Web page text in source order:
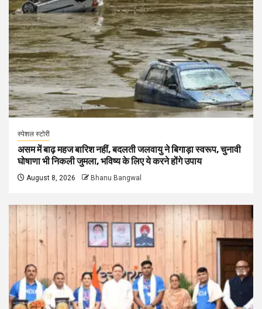
स्पेशल स्टोरी
असम में बाढ़ महज बारिश नहीं, बदलती जलवायु ने बिगाड़ा स्वरूप, चुनावी
घोषाणा भी निकली जुमला, भविष्य के लिए ये करने होंगे उपाय
August 8, 2026 Bhanu Bangwal